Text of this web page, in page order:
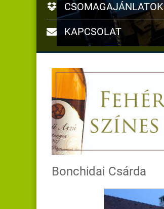
CSOMAGAJÁNLATOK
KAPCSOLAT
Bonchidai Csárda